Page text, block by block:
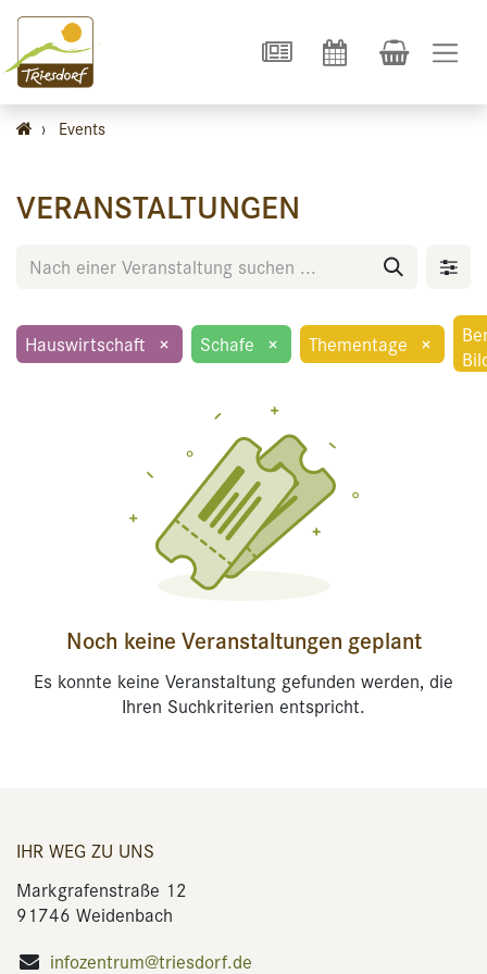
› Events
VERANSTALTUNGEN
Hauswirtschaft × Schafe × Thementage ×
Noch keine Veranstaltungen geplant
Es konnte keine Veranstaltung gefunden werden, die
Ihren Suchkriterien entspricht.
IHR WEG ZU UNS
Markgrafenstraße 12
91746 Weidenbach
infozentrum@triesdorf.de